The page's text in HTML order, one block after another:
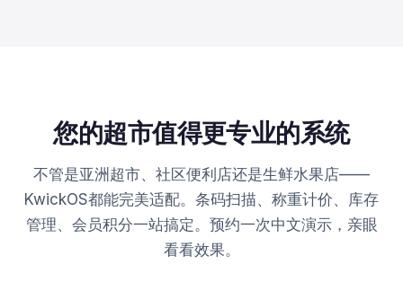
您的超市值得更专业的系统
不管是亚洲超市、社区便利店还是生鲜水果店——
KwickOS都能完美适配。条码扫描、称重计价、库存
管理、会员积分一站搞定。预约一次中文演示，亲眼
看看效果。